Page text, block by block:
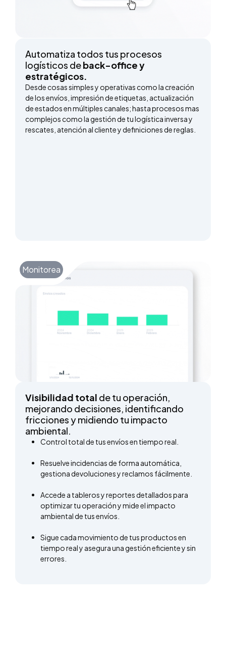
Automatiza todos tus procesos
logísticos deback-office y
estratégicos.
Desde cosas simples y operativas como la creación
de los envíos, impresión de etiquetas, actualización
de estados en múltiples canales; hasta procesos mas
complejos como la gestión de tu logística inversa y
rescates, atención al cliente y definiciones de reglas.
Visibilidad total de tu operación,
mejorando decisiones, identificando
fricciones y midiendo tu impacto
ambiental.
Control total de tus envíos en tiempo real.
Resuelve incidencias de forma automática,
gestiona devoluciones y reclamos fácilmente.
Accede a tableros y reportes detallados para
optimizar tu operación y mide el impacto
ambiental de tus envíos.
Sigue cada movimiento de tus productos en
tiempo real y asegura una gestión eficiente y sin
errores.
Monitorea